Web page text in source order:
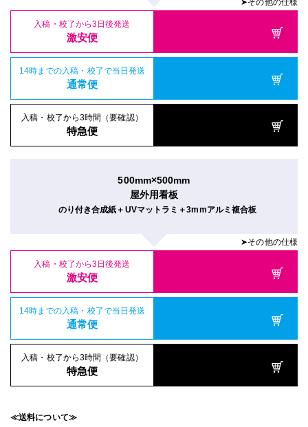
入稿・校了から3日後発送
激安便
14時までの入稿・校了で当日発送
通常便
入稿・校了から3時間（要確認）
特急便
500mm×500mm
屋外用看板
のり付き合成紙＋UVマットラミ＋3mmアルミ複合板
➤その他の仕様
入稿・校了から3日後発送
激安便
14時までの入稿・校了で当日発送
通常便
入稿・校了から3時間（要確認）
特急便
≪送料について≫